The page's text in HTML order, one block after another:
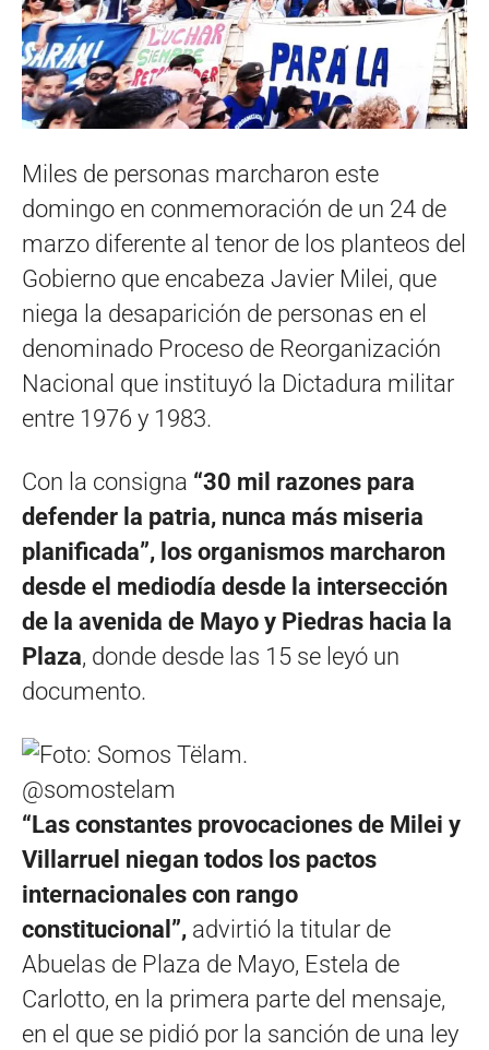
Miles de personas marcharon este
domingo en conmemoración de un 24 de
marzo diferente al tenor de los planteos del
Gobierno que encabeza Javier Milei, que
niega la desaparición de personas en el
denominado Proceso de Reorganización
Nacional que instituyó la Dictadura militar
entre 1976 y 1983.
Con la consigna “30 mil razones para
defender la patria, nunca más miseria
planificada”, los organismos marcharon
desde el mediodía desde la intersección
de la avenida de Mayo y Piedras hacia la
Plaza, donde desde las 15 se leyó un
documento.
@somostelam
“Las constantes provocaciones de Milei y
Villarruel niegan todos los pactos
internacionales con rango
constitucional”, advirtió la titular de
Abuelas de Plaza de Mayo, Estela de
Carlotto, en la primera parte del mensaje,
en el que se pidió por la sanción de una ley